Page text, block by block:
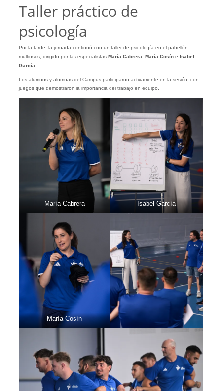
Taller práctico de
psicología
Por la tarde, la jornada continuó con un taller de psicología en el pabellón
multiusos, dirigido por las especialistas María Cabrera María Cosíne Isabel
García
Los alumnos y alumnas del Campus participaron activamente en la sesión, con
juegos que demostraron la importancia del trabajo en equipo.
María Cabrera Isabel García
María Cosín